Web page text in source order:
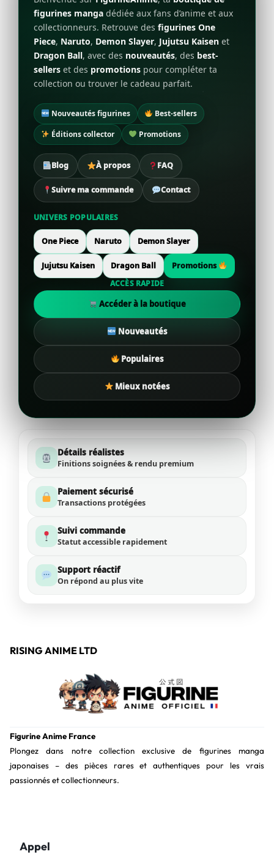
figurines manga dédiée aux fans d’anime et aux
collectionneurs. Retrouve des figurines One
Piece, Naruto, Demon Slayer, Jujutsu Kaisen et
Dragon Ball, avec des nouveautés, des best-
sellers et des promotions pour compléter ta
collection ou trouver le cadeau parfait.
Nouveautés figurines
Best-sellers
Éditions collector
Promotions
Blog À propos FAQ
Suivre ma commande Contact
UNIVERS POPULAIRES
One Piece Naruto Demon Slayer
Jujutsu Kaisen Dragon Ball
Promotions
ACCÈS RAPIDE
Accéder à la boutique
Nouveautés
Populaires
Mieux notées
Détails réalistes
Finitions soignées & rendu premium
Paiement sécurisé
Transactions protégées
Suivi commande
Statut accessible rapidement
Support réactif
On répond au plus vite
RISING ANIME LTD
Figurine Anime France
Plongez dans notre collection exclusive de figurines manga
japonaises – des pièces rares et authentiques pour les vrais
passionnés et collectionneurs.
Appel